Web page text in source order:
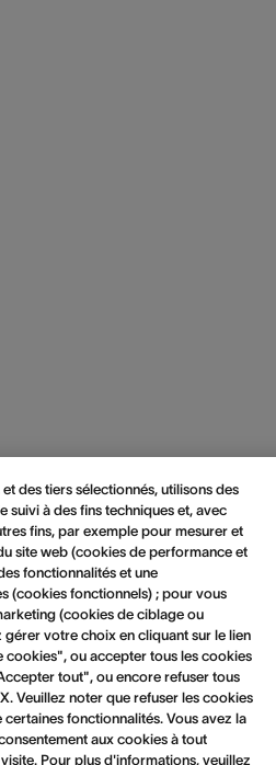
des tiers sélectionnés, utilisons des
suivi à des fins techniques et, avec
fins, par exemple pour mesurer et
site web (cookies de performance et
fonctionnalités et une
(cookies fonctionnels) ; pour vous
(cookies de ciblage ou
votre choix en cliquant sur le lien
cookies", ou accepter tous les cookies
tout", ou encore refuser tous
Veuillez noter que refuser les cookies
fonctionnalités. Vous avez la
aux cookies à tout
Pour plus d'informations, veuillez